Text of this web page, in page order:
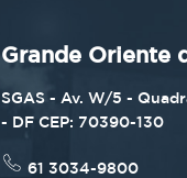
Grande Oriente
SGAS - Av. W/5 -
- DF CEP: 70390-130
61 3034-9800